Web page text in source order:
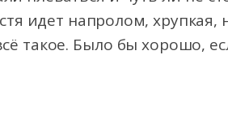
идет напролом,
такое. Было бы хорошо,